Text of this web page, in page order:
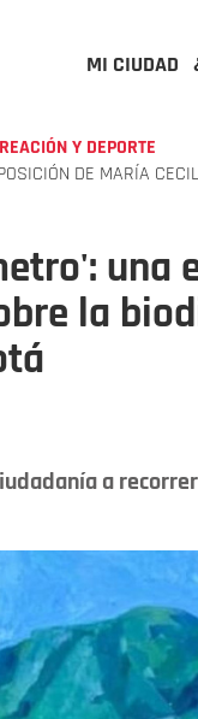
MI CIUDAD
Y DEPORTE
DE MARÍA
una
la
a